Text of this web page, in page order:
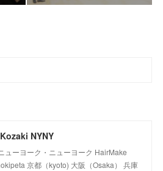
NYNY
ューヨーク・ニューヨーク HairMake
京都（kyoto) 大阪（Osaka） 兵庫